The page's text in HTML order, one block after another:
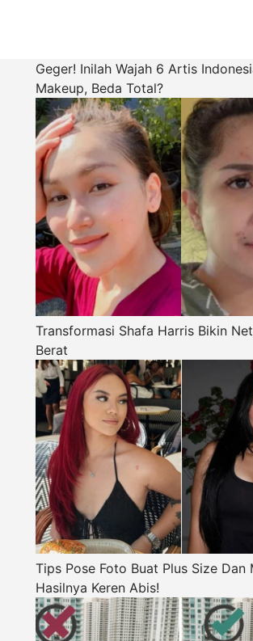
Geger! Inilah Wajah 6 Artis
Makeup, Beda Total?
Transformasi Shafa Harris Bikin
Berat
Tips Pose Foto Buat Plus Size Dan
Hasilnya Keren Abis!